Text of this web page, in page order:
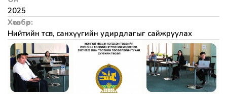
2025
Хөтөлбөр:
Нийтийн төсөв, санхүүгийн удирдлагыг сайжруулах